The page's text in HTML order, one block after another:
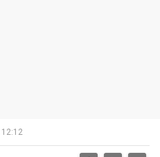
12:12